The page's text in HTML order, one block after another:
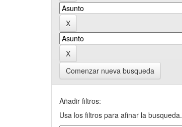
Comenzar nueva busqueda
Añadir filtros:
Usa los filtros para afinar la busqueda.